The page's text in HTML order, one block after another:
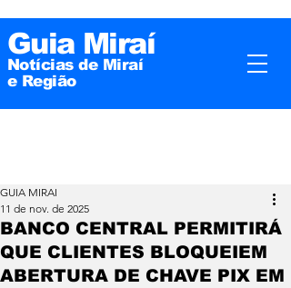
Guia Miraí
Notícias de Miraí
e Região
BANCO CENTRAL PERMITIRÁ
QUE CLIENTES BLOQUEIEM
ABERTURA DE CHAVE PIX EM
GUIA MIRAI
11 de nov. de 2025